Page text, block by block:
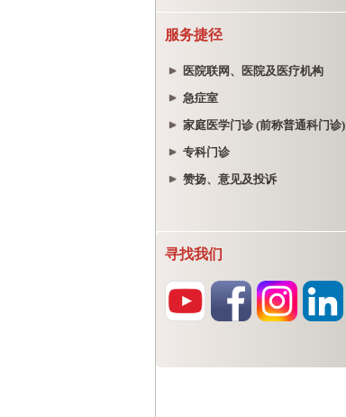
服务捷径
医院联网、医院及医疗机构
急症室
家庭医学门诊 (前称普通科门诊)
专科门诊
赞扬、意见及投诉
寻找我们